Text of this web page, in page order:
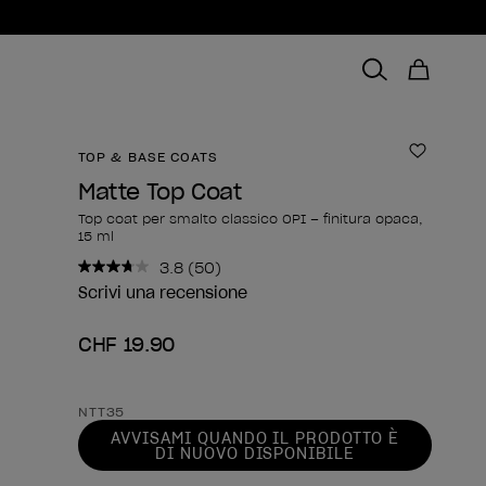
TOP & BASE COATS
Matte Top Coat
Top coat per smalto classico OPI – finitura opaca,
15 ml
3.8 Leggi
50
(50)
Scrivi una recensione
CHF 19.90
Forma del prodotto
NTT35
AVVISAMI QUANDO IL PRODOTTO È
DI NUOVO DISPONIBILE